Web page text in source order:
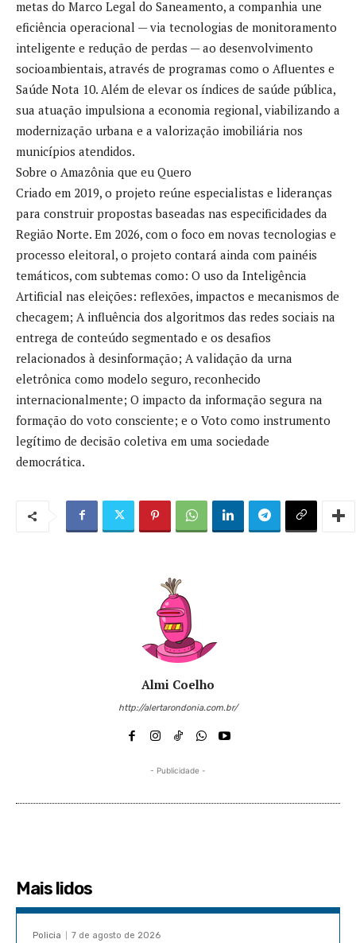
metas do Marco Legal do Saneamento, a companhia une
eficiência operacional — via tecnologias de monitoramento
inteligente e redução de perdas — ao desenvolvimento
socioambientais, através de programas como o Afluentes e
Saúde Nota 10. Além de elevar os índices de saúde pública,
sua atuação impulsiona a economia regional, viabilizando a
modernização urbana e a valorização imobiliária nos
municípios atendidos.
Sobre o Amazônia que eu Quero
Criado em 2019, o projeto reúne especialistas e lideranças
para construir propostas baseadas nas especificidades da
Região Norte. Em 2026, com o foco em novas tecnologias e
processo eleitoral, o projeto contará ainda com painéis
temáticos, com subtemas como: O uso da Inteligência
Artificial nas eleições: reflexões, impactos e mecanismos de
checagem; A influência dos algoritmos das redes sociais na
entrega de conteúdo segmentado e os desafios
relacionados à desinformação; A validação da urna
eletrônica como modelo seguro, reconhecido
internacionalmente; O impacto da informação segura na
formação do voto consciente; e o Voto como instrumento
legítimo de decisão coletiva em uma sociedade
democrática.
Almi Coelho
http://alertarondonia.com.br/
- Publicidade -
Mais lidos
Policia 7 de agosto de 2026